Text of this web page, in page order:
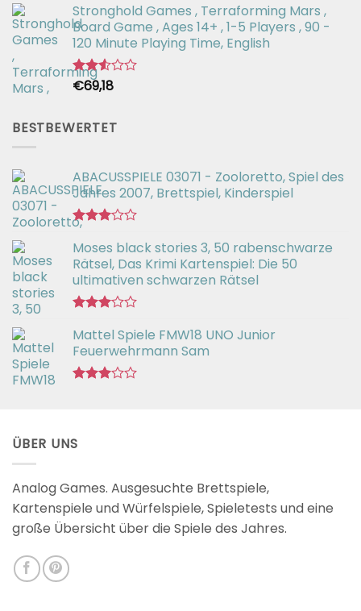
mit
2.64
von 5
Stronghold Games , Terraforming Mars ,
Board Game , Ages 14+ , 1-5 Players , 90 -
120 Minute Playing Time, English
Bewertet
von 5
€69,18
BESTBEWERTET
ABACUSSPIELE 03071 - Zooloretto, Spiel des
Jahres 2007, Brettspiel, Kinderspiel
mit
3.02
von 5
Moses black stories 3, 50 rabenschwarze
Rätsel, Das Krimi Kartenspiel: Die 50
ultimativen schwarzen Rätsel
mit
3.00
von 5
Mattel Spiele FMW18 UNO Junior
Feuerwehrmann Sam
ÜBER UNS
Analog Games. Ausgesuchte Brettspiele,
Kartenspiele und Würfelspiele, Spieletests und eine
große Übersicht über die Spiele des Jahres.